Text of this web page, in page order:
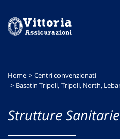
menu
contenuto
footer
Home
Centri convenzionati
Basatin Tripoli, Tripoli, North,
Strutture